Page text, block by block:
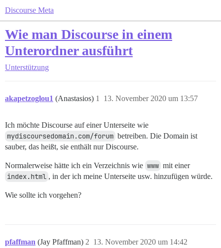
Discourse Meta
Wie man Discourse in einem
Unterordner ausführt
Unterstützung
akapetzoglou1 (Anastasios) 13. November 2020 um 13:57
1
Ich möchte Discourse auf einer Unterseite wie
mydiscoursedomain.com/forum betreiben. Die Domain ist
sauber, das heißt, sie enthält nur Discourse.
Normalerweise hätte ich ein Verzeichnis wie www mit einer
index.html , in der ich meine Unterseite usw. hinzufügen würde.
Wie sollte ich vorgehen?
pfaffman (Jay Pfaffman) 13. November 2020 um 14:42
2